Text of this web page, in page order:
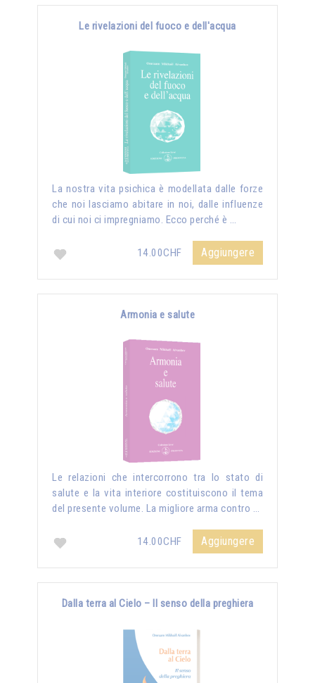
Le rivelazioni del fuoco e dell'acqua
La nostra vita psichica è modellata dalle forze
che noi lasciamo abitare in noi, dalle influenze
di cui noi ci impregniamo. Ecco perché è …
14.00CHF Aggiungere
Armonia e salute
Le relazioni che intercorrono tra lo stato di
salute e la vita interiore costituiscono il tema
del presente volume. La migliore arma contro …
14.00CHF Aggiungere
Dalla terra al Cielo – Il senso della preghiera